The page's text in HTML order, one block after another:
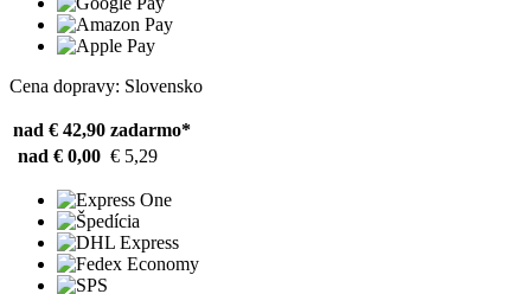
Cena dopravy: Slovensko
nad € 42,90 zadarmo*
nad € 0,00 € 5,29